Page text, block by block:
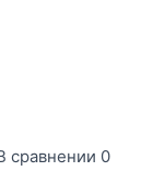
сравнении 0